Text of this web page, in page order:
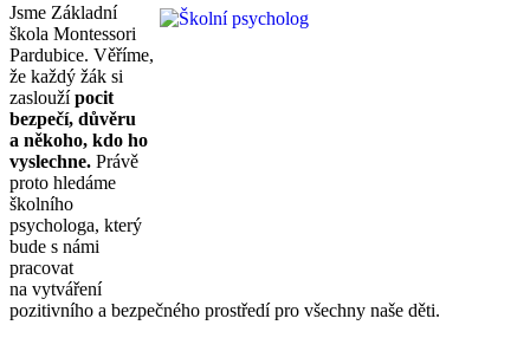
Jsme Základní
škola Montessori
Pardubice. Věříme,
že každý žák si
zasloužípocit
bezpečí, důvěru
a někoho, kdo ho
vyslechne. Právě
proto hledáme
školního
psychologa, který
bude s námi
pracovat
na vytváření
pozitivního a bezpečného prostředí pro všechny naše děti.